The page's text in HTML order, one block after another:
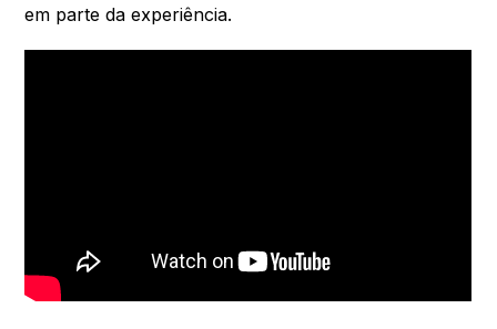
em parte da experiência.